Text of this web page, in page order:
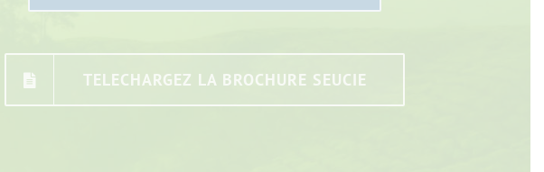
TELECHARGEZ LA BROCHURE SEUCIE